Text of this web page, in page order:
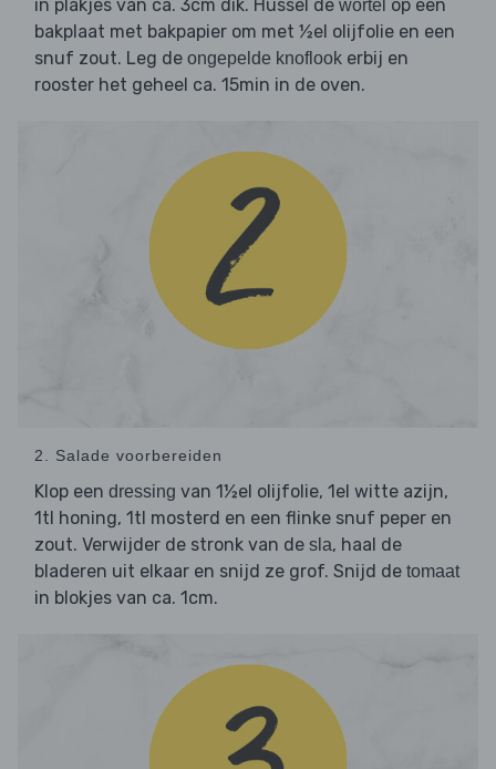
in plakjes van ca. 3cm dik. Hussel de wortel op een
bakplaat met bakpapier om met ½el olijfolie en een
snuf zout. Leg de ongepelde knoflook erbij en
rooster het geheel ca. 15min in de oven.
2. Salade voorbereiden
Klop een dressing van 1½el olijfolie, 1el witte azijn,
1tl honing, 1tl mosterd en een flinke snuf peper en
zout. Verwijder de stronk van de sla, haal de
bladeren uit elkaar en snijd ze grof. Snijd de tomaat
in blokjes van ca. 1cm.